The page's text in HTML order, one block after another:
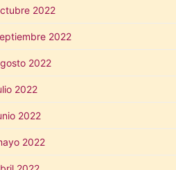
2022
2022
2022
2022
2022
2022